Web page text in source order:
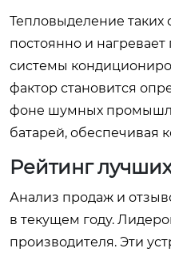
Тепловыделение таких
постоянно и
системы
фактор становится
фоне шумных
батарей, обеспечивая
Рейтинг
Анализ продаж и
в текущем году.
производителя. Эти